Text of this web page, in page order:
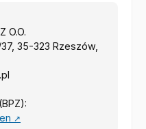
O.O.
35-323 Rzeszów,
↗